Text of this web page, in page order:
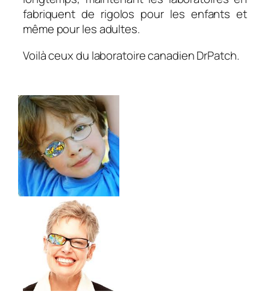
fabriquent de rigolos pour les enfants et
même pour les adultes.
Voilà ceux du laboratoire canadien DrPatch.